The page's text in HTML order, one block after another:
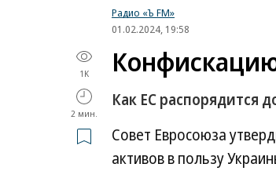
Радио «Ъ FM»
01.02.2024, 19:58
1K
2 мин.
Как ЕС распорядится
Совет Евросоюза
активов в пользу